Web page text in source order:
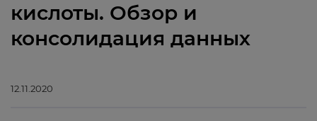
кислоты. Обзор и
консолидация данных
12.11.2020